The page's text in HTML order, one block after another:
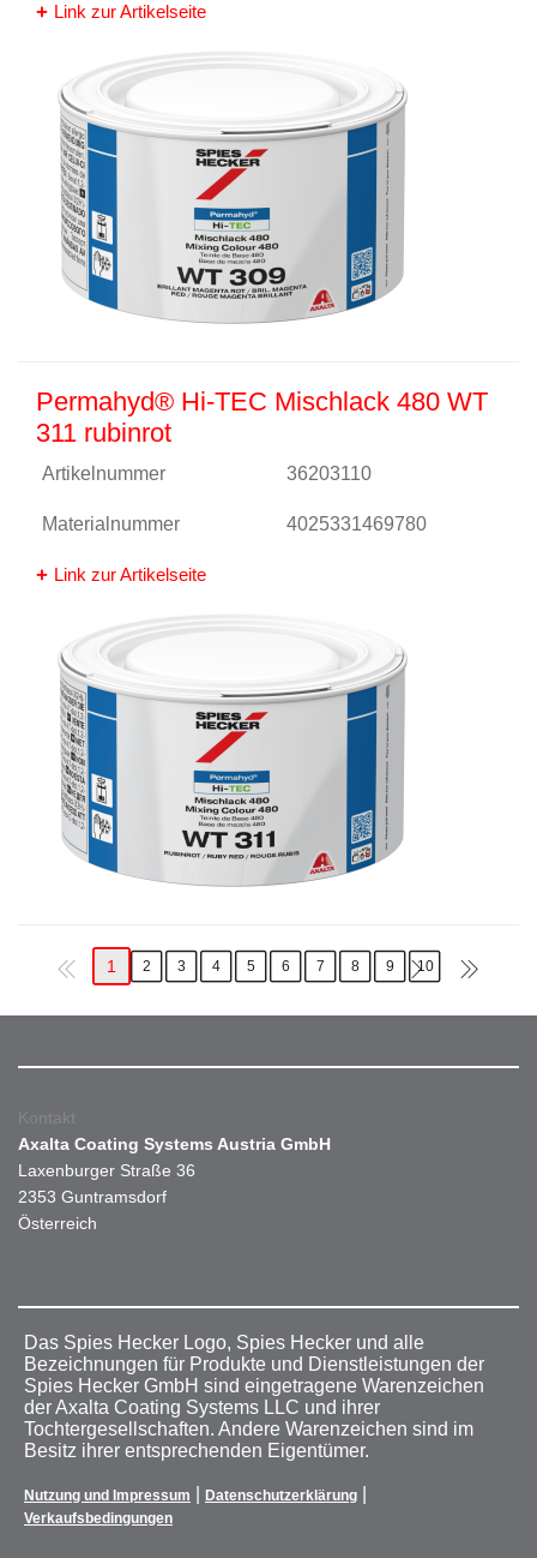
Link zur Artikelseite
Permahyd® Hi-TEC Mischlack 480 WT
311 rubinrot
Artikelnummer 36203110
Materialnummer 4025331469780
Link zur Artikelseite
1 2 3 4 5 6 7 8 9 10
Kontakt
Axalta Coating Systems Austria GmbH
Laxenburger Straße 36
2353 Guntramsdorf
Österreich
Das Spies Hecker Logo, Spies Hecker und alle
Bezeichnungen für Produkte und Dienstleistungen der
Spies Hecker GmbH sind eingetragene Warenzeichen
der Axalta Coating Systems LLC und ihrer
Tochtergesellschaften. Andere Warenzeichen sind im
Besitz ihrer entsprechenden Eigentümer.
Nutzung und Impressum Datenschutzerklärung
Verkaufsbedingungen